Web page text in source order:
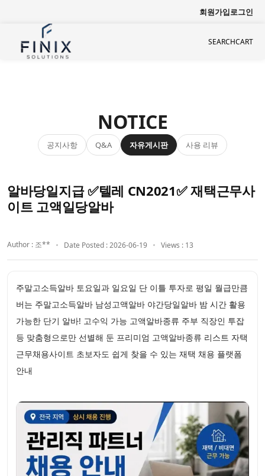
회원가입로그인
SEARCHCART
NOTICE
공지사항 Q&A 자유게시판 사용 리뷰
알바당일지급 ✅텔레 CN2021✅ 재택근무사
이트 고액일당알바
Author : 조** Date Posted : 2026-06-19 Views : 13
주말고소득알바 토요일과 일요일 단 이틀 투자로 평일 월급만큼
버는 주말고소득알바 남성고액알바 야간당일알바 밤 시간 활용
가능한 단기 알바! 고수익 가능 고액알바종류 주부 직장인 투잡
등 맞춤형으로만 선별해 둔 프리미엄 고액알바종류 리스트 자택
근무채용사이트 초보자도 쉽게 찾을 수 있는 재택 채용 플랫폼
안내